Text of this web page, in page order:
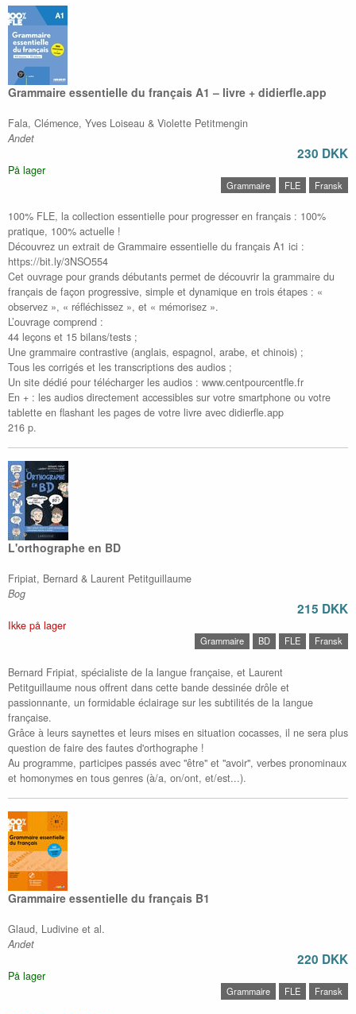
Grammaire essentielle du français A1 – livre + didierfle.app
Fala, Clémence, Yves Loiseau & Violette Petitmengin
Andet
230 DKK
På lager
Grammaire FLE Fransk
100% FLE, la collection essentielle pour progresser en français : 100%
pratique, 100% actuelle !
Découvrez un extrait de Grammaire essentielle du français A1 ici :
https://bit.ly/3NSO554
Cet ouvrage pour grands débutants permet de découvrir la grammaire du
français de façon progressive, simple et dynamique en trois étapes : «
observez », « réfléchissez », et « mémorisez ».
L’ouvrage comprend :
44 leçons et 15 bilans/tests ;
Une grammaire contrastive (anglais, espagnol, arabe, et chinois) ;
Tous les corrigés et les transcriptions des audios ;
Un site dédié pour télécharger les audios : www.centpourcentfle.fr
En + : les audios directement accessibles sur votre smartphone ou votre
tablette en flashant les pages de votre livre avec didierfle.app
216 p.
L'orthographe en BD
Fripiat, Bernard & Laurent Petitguillaume
Bog
215 DKK
Ikke på lager
Grammaire BD FLE Fransk
Bernard Fripiat, spécialiste de la langue française, et Laurent
Petitguillaume nous offrent dans cette bande dessinée drôle et
passionnante, un formidable éclairage sur les subtilités de la langue
française.
Grâce à leurs saynettes et leurs mises en situation cocasses, il ne sera plus
question de faire des fautes d'orthographe !
Au programme, participes passés avec "être" et "avoir", verbes pronominaux
et homonymes en tous genres (à/a, on/ont, et/est...).
Grammaire essentielle du français B1
Glaud, Ludivine et al.
Andet
220 DKK
På lager
Grammaire FLE Fransk